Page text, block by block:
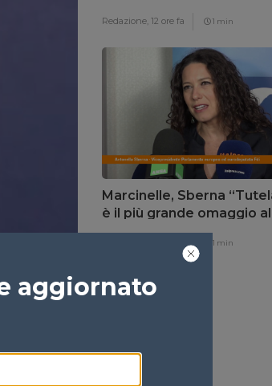
Redazione, 12 ore fa 1 min
Marcinelle, Sberna
è il più grande omaggio
1 min
aggiornato